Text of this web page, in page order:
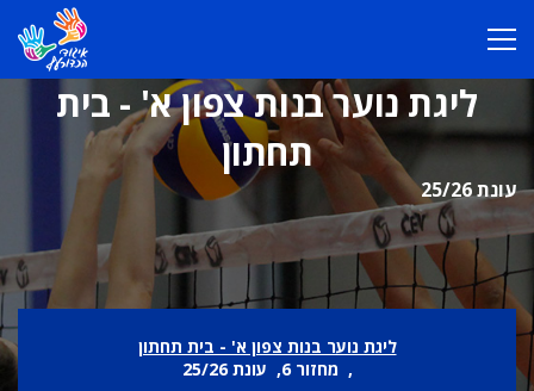
ליגת נוער בנות צפון א' - בית
תחתון
עונת 25/26
ליגת נוער בנות צפון א' - בית תחתון
, מחזור 6, עונת 25/26